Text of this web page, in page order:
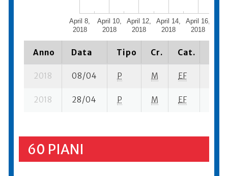
April 8,
2018
April 10,
2018
April 12,
2018
April 14,
2018
April 16,
2018
Anno Data Tipo Cr. Cat.
2018 08/04 P M EF
2018 28/04 P M EF
60 PIANI